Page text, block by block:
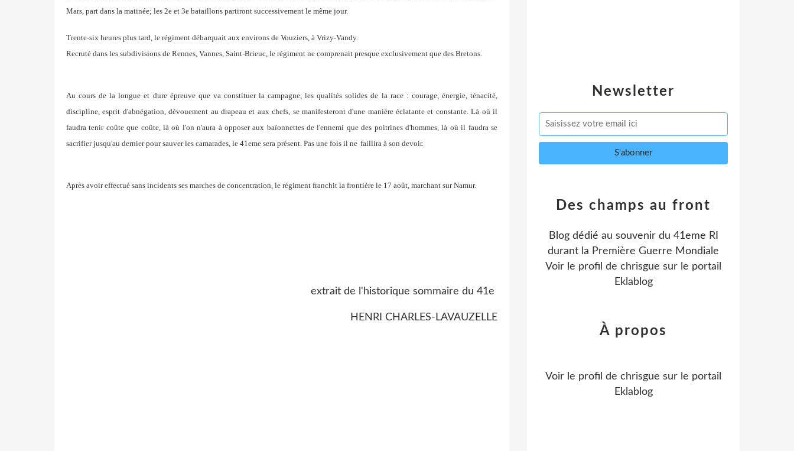
Mars, part dans la matinée; les 2e et 3e bataillons partiront successivement le même jour.
Trente-six heures plus tard, le régiment débarquait aux environs de Vouziers, à Vrizy-Vandy.
Recruté dans les subdivisions de Rennes, Vannes, Saint-Brieuc, le régiment ne comprenait presque exclusivement que des Bretons.
Au cours de la longue et dure épreuve que va constituer lacampagne, les qualités solides de la race : courage, énergie,ténacité,
discipline, esprit d'abnégation, dévouement au drapeauet aux chefs, se manifesteront d'une manière éclatante et constante. Là où il
faudra tenir coûte que coûte, là où l'onn'aura à opposer aux baïonnettes de l'ennemi que des poitrinesd'hommes, là où il faudra se
sacrifier jusqu'au dernier poursauver les camarades, le 41eme sera présent. Pas une fois il ne faillira à son devoir.
Après avoir effectué sans incidents ses marches de concentration, le régiment franchit la frontière le 17 août, marchant sur Namur.
extrait de l'historique sommaire du 41e
HENRI CHARLES-LAVAUZELLE
Newsletter
Des champs au front
Blog dédié au souvenir du 41eme RI
durant la Première Guerre Mondiale
Voir le profil de chrisgue sur le portail
Eklablog
À propos
Voir le profil de chrisgue sur le portail
Eklablog